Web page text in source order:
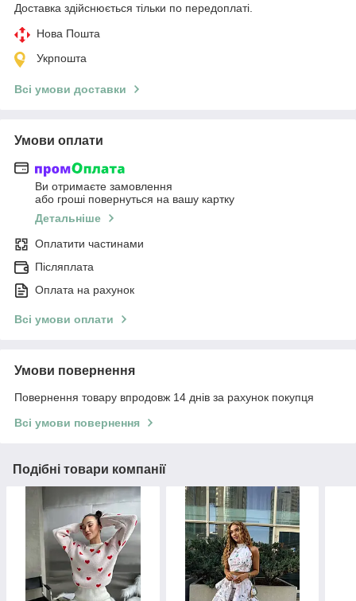
Доставка здійснюється тільки по передоплаті.
Нова Пошта
Укрпошта
Всі умови доставки
Умови оплати
Ви отримаєте замовлення
або гроші повернуться на вашу картку
Детальніше
Оплатити частинами
Післяплата
Оплата на рахунок
Всі умови оплати
Умови повернення
Повернення товару впродовж 14 днів за рахунок покупця
Всі умови повернення
Подібні товари компанії